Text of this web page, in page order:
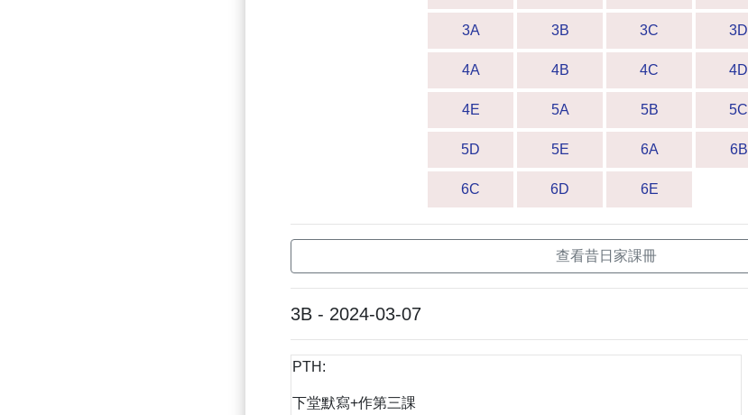
3A 3B 3C 3D
4A 4B 4C 4D
4E 5A 5B 5C
5D 5E 6A 6B
6C 6D 6E
查看昔日家課冊
3B - 2024-03-07
PTH:
下堂默寫+作第三課